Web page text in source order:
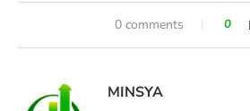
0 comments 0
MINSYA